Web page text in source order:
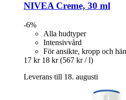
NIVEA Creme, 30 ml
-6%
Alla hudtyper
Intensivvård
För ansikte, kropp och
17 kr 18 kr (567 kr / l)
Leverans till 18. augusti